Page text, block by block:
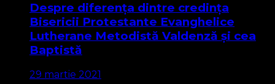
Despre diferența dintre credința
Bisericii Protestante Evanghelice
Lutherane Metodistă Valdenză și cea
Baptistă
29 martie 2021